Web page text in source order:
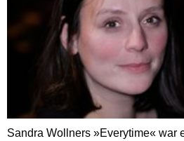
Sandra Wollners »Everytime« war